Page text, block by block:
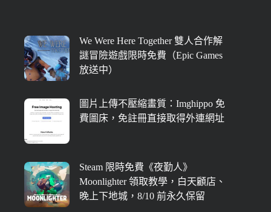
We Were Here Together 雙人合作解
謎冒險遊戲限時免費（Epic Games
放送中）
圖片上傳不壓縮畫質：Imghippo 免
費圖床，免註冊直接取得外連網址
Steam 限時免費《夜勤人》
Moonlighter 領取教學，白天顧店、
晚上下地城，8/10 前永久保留